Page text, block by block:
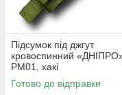
Підсумок під джгут
кровоспинний
РМ01, хакі
Готово до відправки